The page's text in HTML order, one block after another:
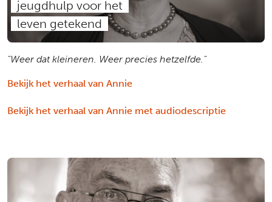
jeugdhulp voor het
leven getekend
"Weer dat kleineren. Weer precies hetzelfde."
Bekijk het verhaal van Annie
Bekijk het verhaal van Annie met audiodescriptie